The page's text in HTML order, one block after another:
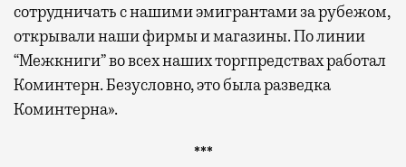
сотрудничать с нашими эмигрантами за рубежом,
открывали наши фирмы и магазины. По линии
“Межкниги” во всех наших торгпредствах работал
Коминтерн. Безусловно, это была разведка
Коминтерна».
***